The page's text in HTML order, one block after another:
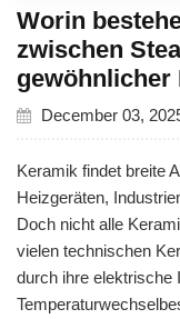
Worin
zwischen
gewöhnlicher
December 03,
Keramik findet breite
Heizgeräten,
Doch nicht alle
vielen technischen
durch ihre elektrische